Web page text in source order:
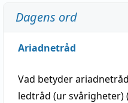
Dagens ord
Ariadnetråd
Vad betyderariadnetråd
ledtråd (ur svårigheter)